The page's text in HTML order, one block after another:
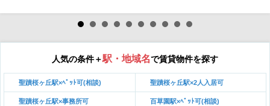
人気の条件＋駅・地域名で賃貸物件を探す
聖蹟桜ヶ丘駅×ﾍﾟｯﾄ可(相談) 聖蹟桜ヶ丘駅×2人入居可
聖蹟桜ヶ丘駅×事務所可 百草園駅×ﾍﾟｯﾄ可(相談)